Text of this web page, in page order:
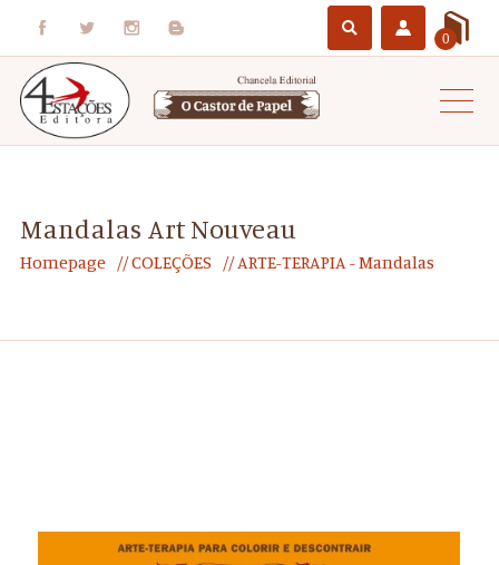
0
Mandalas Art Nouveau
Homepage COLEÇÕES ARTE-TERAPIA - Mandalas